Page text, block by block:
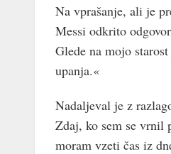
Na vprašanje, ali je
Messi odkrito
Glede na mojo
upanja.«
Nadaljeval je z
Zdaj, ko sem se vrnil
moram vzeti čas iz